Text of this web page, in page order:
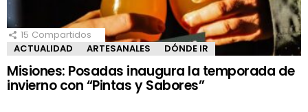
15 Compartidos
ACTUALIDAD
ARTESANALES DÓNDE IR
Misiones: Posadas inaugura la temporada de
invierno con “Pintas y Sabores”